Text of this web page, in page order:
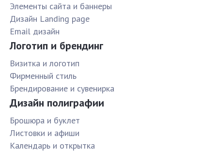
Элементы сайта и баннеры
Дизайн Landing page
Email дизайн
Логотип и брендинг
Визитка и логотип
Фирменный стиль
Брендирование и сувенирка
Дизайн полиграфии
Брошюра и буклет
Листовки и афиши
Календарь и открытка